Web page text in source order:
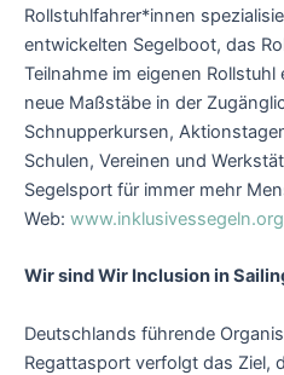
Rollstuhlfahrer*innen
entwickelten Segelboot, das
Teilnahme im eigenen
neue Maßstäbe in der
Schnupperkursen,
Schulen, Vereinen und
Segelsport für immer mehr
Web: www.inklusivessegeln.org
Wir sind Wir Inclusion in
Deutschlands führende
Regattasport verfolgt das Ziel,